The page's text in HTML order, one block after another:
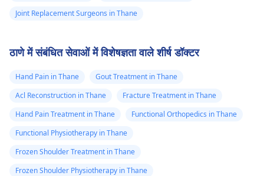
Joint Replacement Surgeons in Thane
ठाणे में संबंधित सेवाओं में विशेषज्ञता वाले शीर्ष डॉक्टर
Hand Pain in Thane
Gout Treatment in Thane
Acl Reconstruction in Thane
Fracture Treatment in Thane
Hand Pain Treatment in Thane
Functional Orthopedics in Thane
Functional Physiotherapy in Thane
Frozen Shoulder Treatment in Thane
Frozen Shoulder Physiotherapy in Thane